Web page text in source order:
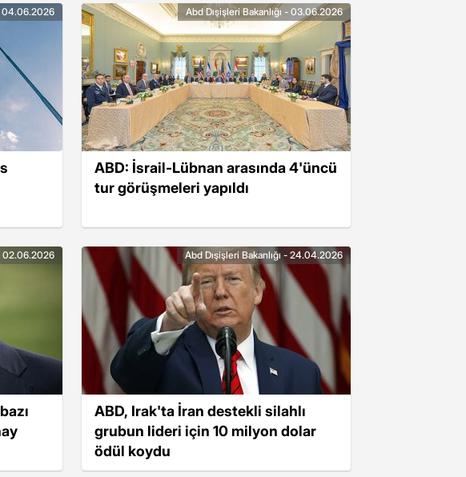
04.06.2026
ABD: İsrail-Lübnan arasında 4'üncü
tur görüşmeleri yapıldı
Abd Dışişleri Bakanlığı - 03.06.2026
02.06.2026
ABD, Irak'ta İran destekli silahlı
grubun lideri için 10 milyon dolar
ödül koydu
Abd Dışişleri Bakanlığı - 24.04.2026